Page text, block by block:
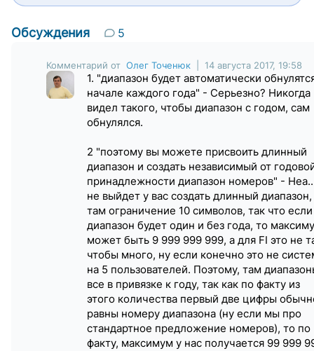
Обсуждения 5
Комментарий от Олег Точенюк | 14 августа 2017, 19:58
1. "диапазон будет автоматически
начале каждого года" - Серьезно? Никогда
видел такого, чтобы диапазон с годом, сам
обнулялся.
2 "поэтому вы можете присвоить длинный
диапазон и создать независимый от
принадлежности диапазон номеров" -
не выйдет у вас создать длинный диапазон,
там ограничение 10 символов, так что если
диапазон будет один и без года, то
может быть 9 999 999 999, а для FI это не
чтобы много, ну если конечно это не
на 5 пользователей. Поэтому, там
все в привязке к году, так как по факту из
этого количества первый две цифры
равны номеру диапазона (ну если мы про
стандартное предложение номеров), то по
факту, максимум у нас получается 99 999